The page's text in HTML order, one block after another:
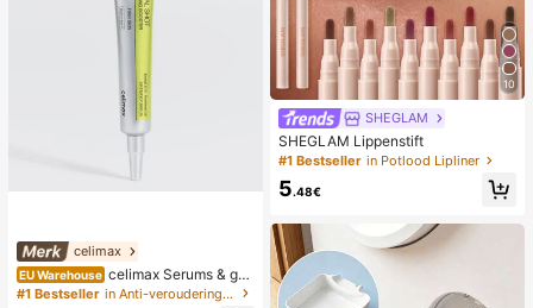
celimax
EU Warehouse celimax Serums & gez
ichtsbehandelingen
#1 Bestseller in Anti-veroudering Serums & Gezichtsbehandelingen
10
SHEGLAM
SHEGLAM Lippenstift
#1 Bestseller in Potlood Lipliner
5.48€